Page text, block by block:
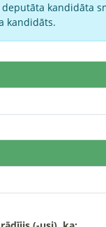
kandidāta
kandidāts.